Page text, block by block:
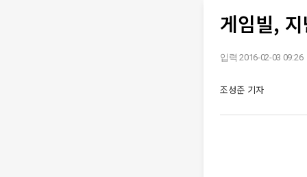
게임빌,
입력 2016-02-03 09:26
조성준 기자